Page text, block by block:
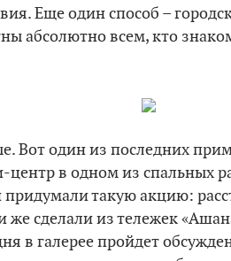
Еще один способ –
абсолютно всем, кто
Вот один из последних
в одном из спальных
такую акцию:
же сделали из тележек
в галерее пройдет